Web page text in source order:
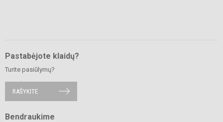
Pastabėjote klaidų?
Turite pasiūlymų?
RAŠYKITE
Bendraukime